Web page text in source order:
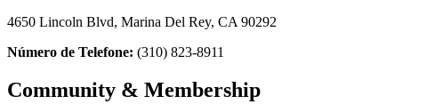
4650 Lincoln Blvd, Marina Del Rey, CA 90292
Número de Telefone: (310) 823-8911
Community & Membership